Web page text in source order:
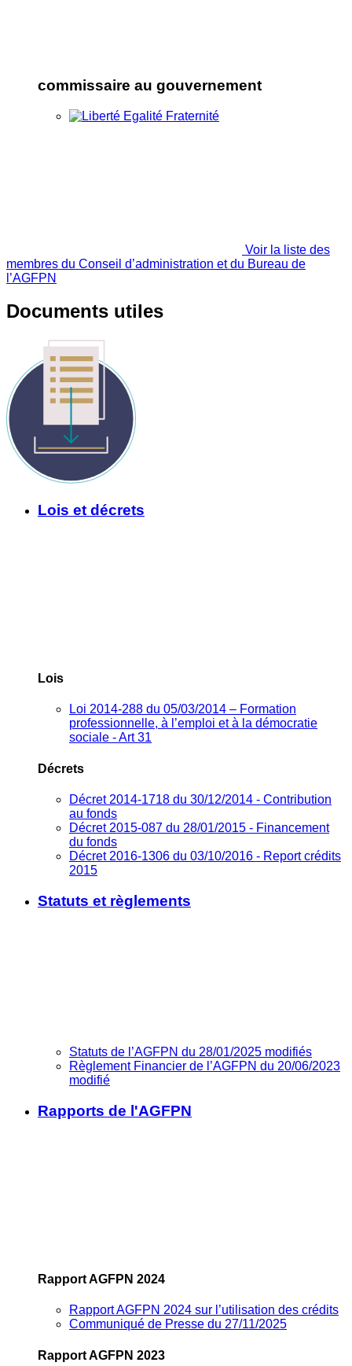
commissaire au gouvernement
Voir la liste des
membres du Conseil d’administration et du Bureau de
l’AGFPN
Documents utiles
Lois et décrets
Lois
Loi 2014-288 du 05/03/2014 – Formation
professionnelle, à l’emploi et à la démocratie
sociale - Art 31
Décrets
Décret 2014-1718 du 30/12/2014 - Contribution
au fonds
Décret 2015-087 du 28/01/2015 - Financement
du fonds
Décret 2016-1306 du 03/10/2016 - Report crédits
2015
Statuts et règlements
Statuts de l’AGFPN du 28/01/2025 modifiés
Règlement Financier de l’AGFPN du 20/06/2023
modifié
Rapports de l'AGFPN
Rapport AGFPN 2024
Rapport AGFPN 2024 sur l’utilisation des crédits
Communiqué de Presse du 27/11/2025
Rapport AGFPN 2023